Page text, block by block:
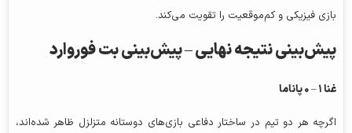
بازی فیزیکی و کم‌موقعیت را تقویت می‌کند.
پیش‌بینی نتیجه نهایی –پیش‌بینی بت فوروارد
غنا ۱ – ۰ پاناما
اگرچه هر دو تیم در ساختار دفاعی بازی‌های دوستانه متزلزل ظاهر شده‌اند،